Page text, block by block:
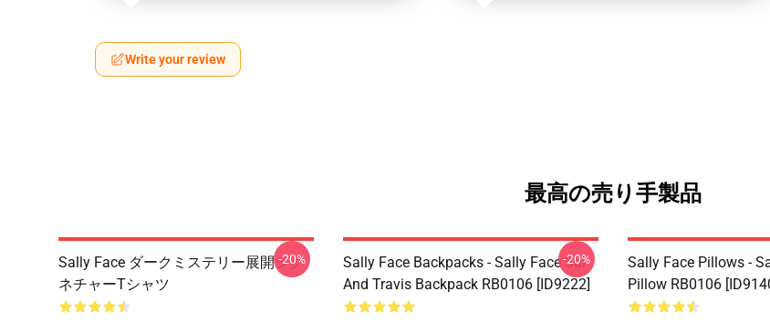
Write your review
最高の売り手製品
Sally Face ダークミステリー展開シグ
ネチャーTシャツ
-20%
Sally Face Backpacks - Sally Face Sal
And Travis Backpack RB0106 [ID9222]
-20%
Sally Face Pillows -
Pillow RB0106